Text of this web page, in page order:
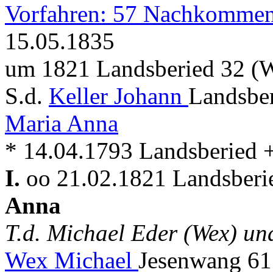
Vorfahren: 57
15.05.1835
um 1821 Landsberied 32
S.d. Keller Johann
Maria Anna
* 14.04.1793 Landsberied
I. oo 21.02.1821
Anna
T.d. Michael Eder (Wex)
Wex Michael Jesenwang